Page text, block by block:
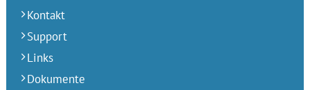
Kontakt
Support
Links
Dokumente